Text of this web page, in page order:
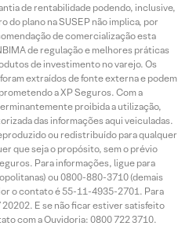
de rentabilidade podendo, inclusive,
plano na SUSEP não implica, por
de comercialização esta
de regulação e melhores práticas
de investimento no varejo. Os
extraídos de fonte externa e podem
a XP Seguros. Com a
proibida a utilização,
das informações aqui veiculadas.
ou redistribuído para qualquer
que seja o propósito, sem o prévio
Para informações, ligue para
ou 0800-880-3710 (demais
o contato é 55-11-4935-2701. Para
E se não ficar estiver satisfeito
com a Ouvidoria: 0800 722 3710.